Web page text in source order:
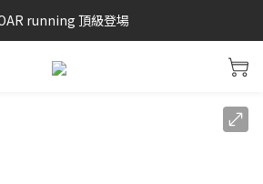
26'春夏兩件85折
running 頂級登場
好友 再領100購物金 點我加入